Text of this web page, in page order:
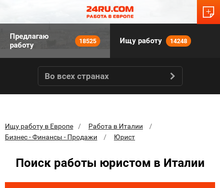
Предлагаю
работу
18525 Ищу работу 14248
Во всех странах
Ищу работу в Европе
Работа в Италии
Бизнес - Финансы - Продажи
Юрист
Поиск работы юристом в Италии